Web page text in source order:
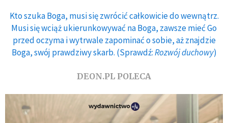
Kto szuka Boga, musi się zwrócić całkowicie do wewnątrz.
Musi się wciąż ukierunkowywać na Boga, zawsze mieć Go
przed oczyma i wytrwale zapominać o sobie, aż znajdzie
Boga, swój prawdziwy skarb. (Sprawdź:Rozwój duchowy)
DEON.PL POLECA